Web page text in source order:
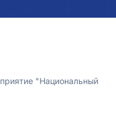
"Национальный